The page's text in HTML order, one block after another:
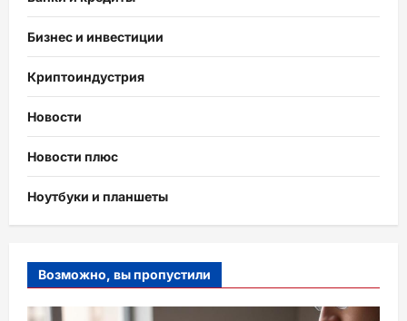
Бизнес и инвестиции
Криптоиндустрия
Новости
Новости плюс
Ноутбуки и планшеты
Возможно, вы пропустили